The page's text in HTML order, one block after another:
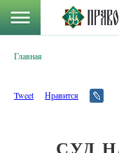
Главная
Tweet Нравится
СУД